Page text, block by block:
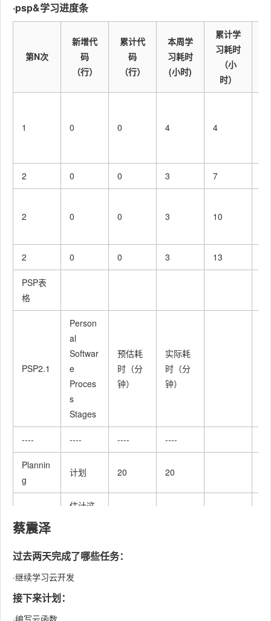
·psp&学习进度条
第N次
新增代
码
（行）
累计代
码
（行）
本周学
习耗时
(小时)
累计学
习耗时
（小
时）
1 0 0 4 4
2 0 0 3 7
2 0 0 3 10
2 0 0 3 13
PSP表
格
PSP2.1
Person
al
Softwar
e
Proces
s
Stages
预估耗
时（分
钟）
实际耗
时（分
钟）
---- ---- ---- ----
Plannin
g
计划 20 20
Estimat
e
估计这
少时间
Develo
pment
开发
蔡震泽
过去两天完成了哪些任务：
·继续学习云开发
接下来计划：
·编写云函数